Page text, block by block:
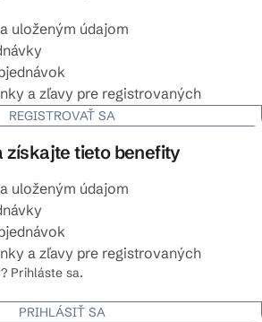
uloženým údajom
a zľavy pre registrovaných
REGISTROVAŤ SA
získajte tieto benefity
uloženým údajom
a zľavy pre registrovaných
Prihláste sa.
PRIHLÁSIŤ SA